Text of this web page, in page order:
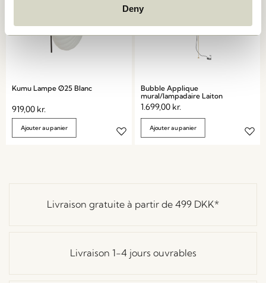
Deny
Kumu Lampe Ø25 Blanc
919,00 kr.
Ajouter au panier
Bubble Applique
mural/lampadaire Laiton
1.699,00 kr.
Ajouter au panier
Livraison gratuite à partir de 499 DKK*
Livraison 1-4 jours ouvrables